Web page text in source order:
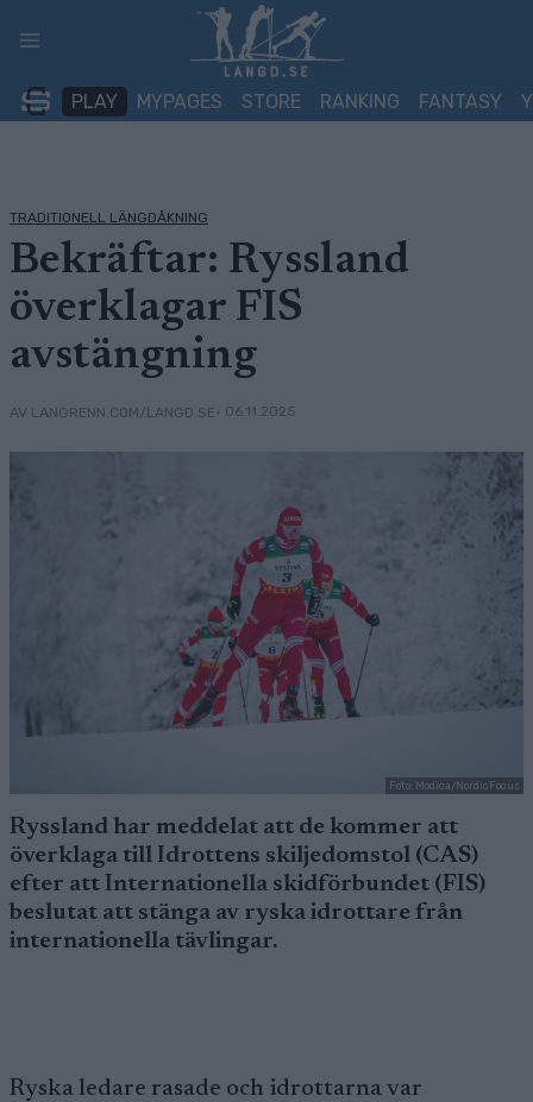
PLAY MYPAGES STORE RANKING FANTASY
TRADITIONELL LÄNGDÅKNING
Bekräftar: Ryssland
överklagar FIS
avstängning
AV LANGRENN.COM/LANGD.SE• 06.11.2025
Foto: Modica/NordicFocus
Ryssland har meddelat att de kommer att
överklaga till Idrottens skiljedomstol (CAS)
efter att Internationella skidförbundet (FIS)
beslutat att stänga av ryska idrottare från
internationella tävlingar.
Ryska ledare rasade och idrottarna var